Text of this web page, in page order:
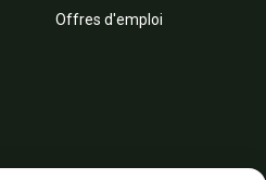
Offres d'emploi